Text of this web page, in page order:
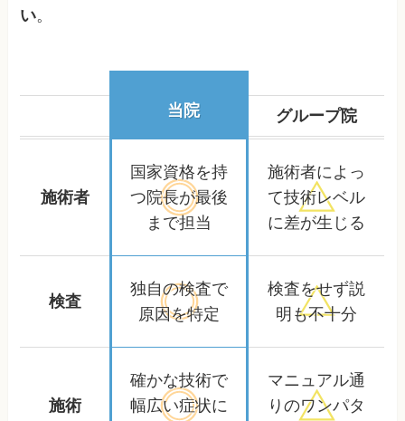
い。
当院 グループ院
施術者
国家資格を持
つ院長が最後
まで担当
施術者によっ
て技術レベル
に差が生じる
検査
独自の検査で
原因を特定
検査をせず説
明も不十分
施術
確かな技術で
幅広い症状に
マニュアル通
りのワンパタ